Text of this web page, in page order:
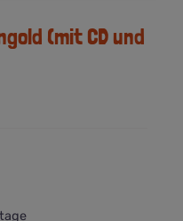
(mit CD und